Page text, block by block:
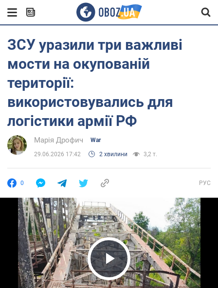
ЗСУ уразили три важливі
мости на окупованій
території:
використовувались для
логістики армії РФ
Марія Дрофич War
29.06.2026 17:42 2 хвилини 3,2 т.
0 РУС
Play Video